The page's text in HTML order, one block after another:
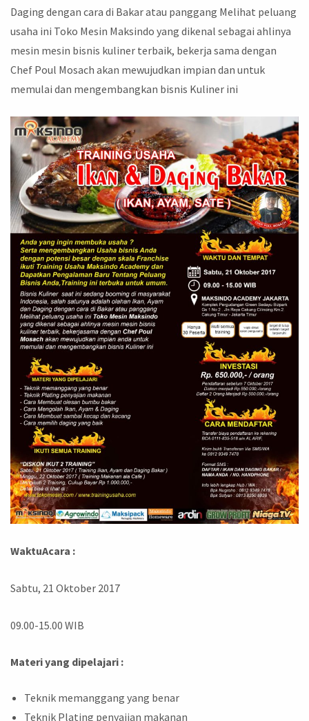
Daging dengan cara di Bakar atau panggang Melihat peluang
usaha ini Toko Mesin Maksindo yang dikenal sebagai ahlinya
mesin mesin bisnis kuliner terbaik, bekerja sama dengan
Chef Poul Mosach akan mewujudkan impian dan untuk
memulai dan mengembangkan bisnis Kuliner ini
WaktuAcara :
Sabtu, 21 Oktober 2017
09.00-15.00 WIB
Materi yang dipelajari :
Teknik memanggang yang benar
Teknik Plating penyajian makanan